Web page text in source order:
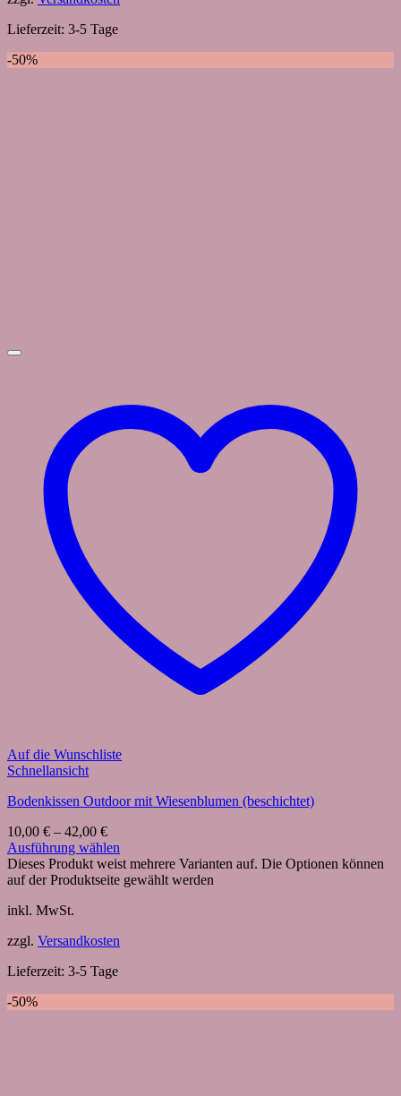
Lieferzeit: 3-5 Tage
-50%
Auf die Wunschliste
Schnellansicht
Bodenkissen Outdoor mit Wiesenblumen (beschichtet)
10,00 € – 42,00 €
Ausführung wählen
Dieses Produkt weist mehrere Varianten auf. Die Optionen können
auf der Produktseite gewählt werden
inkl. MwSt.
zzgl. Versandkosten
Lieferzeit: 3-5 Tage
-50%